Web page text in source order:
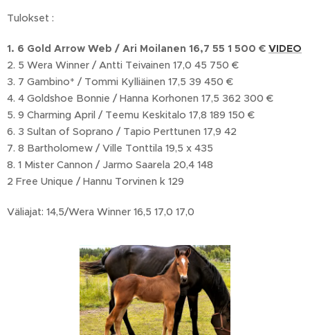
Tulokset :
1. 6 Gold Arrow Web / Ari Moilanen 16,7 55 1 500 € VIDEO
2. 5 Wera Winner / Antti Teivainen 17,0 45 750 €
3. 7 Gambino* / Tommi Kylliäinen 17,5 39 450 €
4. 4 Goldshoe Bonnie / Hanna Korhonen 17,5 362 300 €
5. 9 Charming April / Teemu Keskitalo 17,8 189 150 €
6. 3 Sultan of Soprano / Tapio Perttunen 17,9 42
7. 8 Bartholomew / Ville Tonttila 19,5 x 435
8. 1 Mister Cannon / Jarmo Saarela 20,4 148
2 Free Unique / Hannu Torvinen k 129
Väliajat: 14,5/Wera Winner 16,5 17,0 17,0